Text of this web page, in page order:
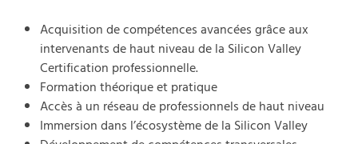
Acquisition de compétences avancées grâce aux
intervenants de haut niveau de la Silicon Valley
Certification professionnelle.
Formation théorique et pratique
Accès à un réseau de professionnels de haut niveau
Immersion dans l’écosystème de la Silicon Valley